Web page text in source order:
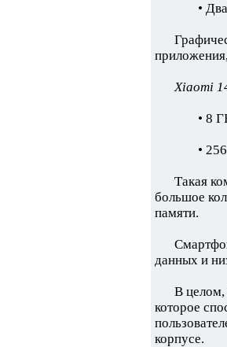
•
Xiaomi
• 8
•
Такая
большое
памяти.
данных и
В целом,
которое
корпусе.